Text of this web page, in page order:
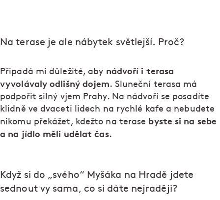
Na terase je ale nábytek světlejší. Proč?
Připadá mi důležité, aby nádvoří i terasa
vyvolávaly odlišný dojem. Sluneční terasa má
podpořit silný vjem Prahy. Na nádvoří se posadíte
klidně ve dvaceti lidech na rychlé kafe a nebudete
nikomu překážet, kdežto na terase byste si na sebe
a na jídlo měli udělat čas.
Když si do „svého“ Myšáka na Hradě jdete
sednout vy sama, co si dáte nejraději?